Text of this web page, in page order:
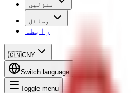
منزلیں
وسائل
رابطہ
🇨🇳CNY
Switch language
Toggle menu